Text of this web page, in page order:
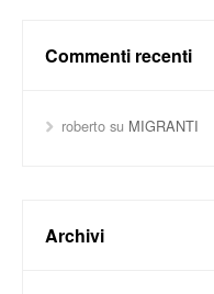
Commenti recenti
roberto su MIGRANTI
Archivi